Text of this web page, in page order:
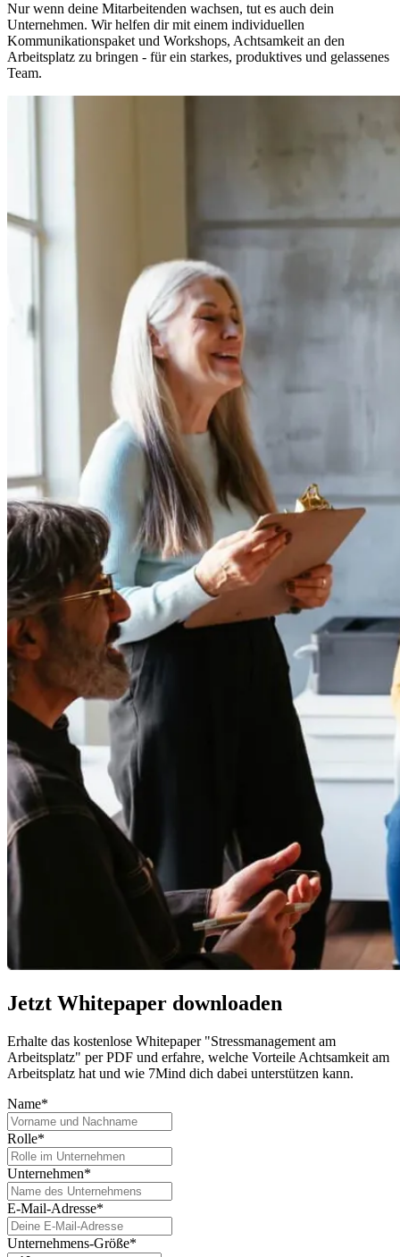
Nur wenn deine Mitarbeitenden wachsen, tut es auch dein
Unternehmen. Wir helfen dir mit einem individuellen
Kommunikationspaket und Workshops, Achtsamkeit an den
Arbeitsplatz zu bringen - für ein starkes, produktives und gelassenes
Team.
Jetzt Whitepaper downloaden
Erhalte das kostenlose Whitepaper "Stressmanagement am
Arbeitsplatz" per PDF und erfahre, welche Vorteile Achtsamkeit am
Arbeitsplatz hat und wie 7Mind dich dabei unterstützen kann.
Name*
Rolle*
Unternehmen*
E-Mail-Adresse*
Unternehmens-Größe*